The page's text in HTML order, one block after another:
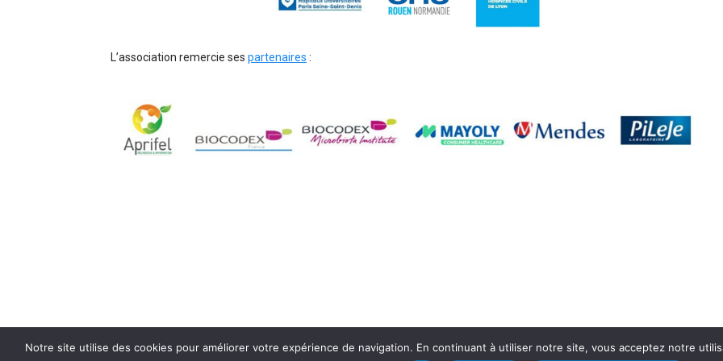
L’association remercie ses partenaires :
Notre site utilise des cookies pour améliorer votre expérience de navigation. En continuant à utiliser notre site, vous acceptez notre